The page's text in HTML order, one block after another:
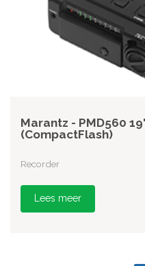
Marantz - PMD560
(CompactFlash)
Recorder
Lees meer